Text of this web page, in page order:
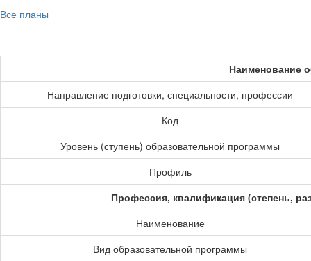
Все планы
Наименование
Направление подготовки, специальности, профессии
Код
Уровень (ступень) образовательной программы
Профиль
Профессия, квалификация (степень,
Наименование
Вид образовательной программы